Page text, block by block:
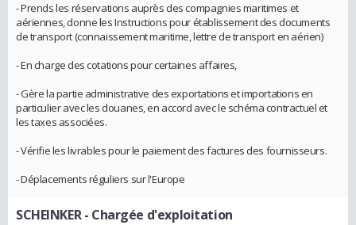
- Prends les réservations auprès des compagnies maritimes et
aériennes, donne les Instructions pour établissement des documents
de transport (connaissement maritime, lettre de transport en aérien)
- En charge des cotations pour certaines affaires,
- Gère la partie administrative des exportations et importations en
particulier avec les douanes, en accord avec le schéma contractuel et
les taxes associées.
- Vérifie les livrables pour le paiement des factures des fournisseurs.
- Déplacements réguliers sur l'Europe
SCHEINKER- Chargée d'exploitation